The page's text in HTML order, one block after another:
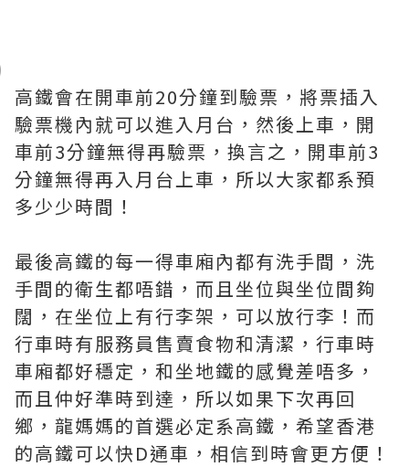
高鐵會在開車前20分鐘到驗票，將票插入
驗票機內就可以進入月台，然後上車，開
車前3分鐘無得再驗票，換言之，開車前3
分鐘無得再入月台上車，所以大家都系預
多少少時間！
最後高鐵的每一得車廂內都有洗手間，洗
手間的衛生都唔錯，而且坐位與坐位間夠
闊，在坐位上有行李架，可以放行李！而
行車時有服務員售賣食物和清潔，行車時
車廂都好穩定，和坐地鐵的感覺差唔多，
而且仲好準時到達，所以如果下次再回
鄉，龍媽媽的首選必定系高鐵，希望香港
的高鐵可以快D通車，相信到時會更方便！